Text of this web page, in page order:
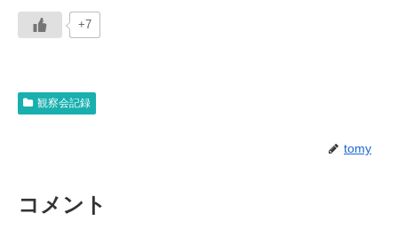
+7
観察会記録
tomy
コメント